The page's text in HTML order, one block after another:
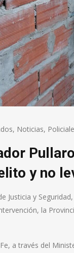
, Noticias,
y no
Justicia y
la
a través del